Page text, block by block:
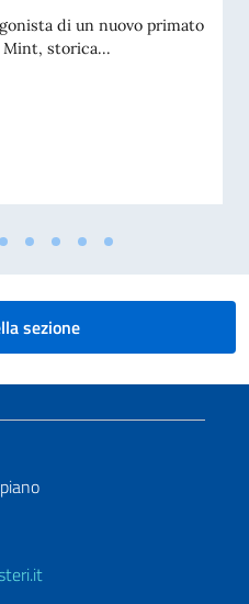
di un nuovo primato
storica...
IKOI firma il Guinness World
sezione